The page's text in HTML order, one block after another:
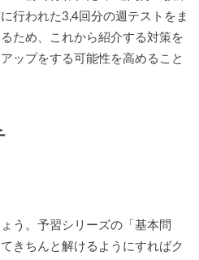
行われた3,4回分の週テストをま
ため、これから紹介する対策を
ップをする可能性を高めること
う。予習シリーズの「基本問
きちんと解けるようにすればク